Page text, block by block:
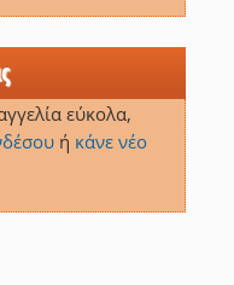
εύκολα,
ή κάνε νέο